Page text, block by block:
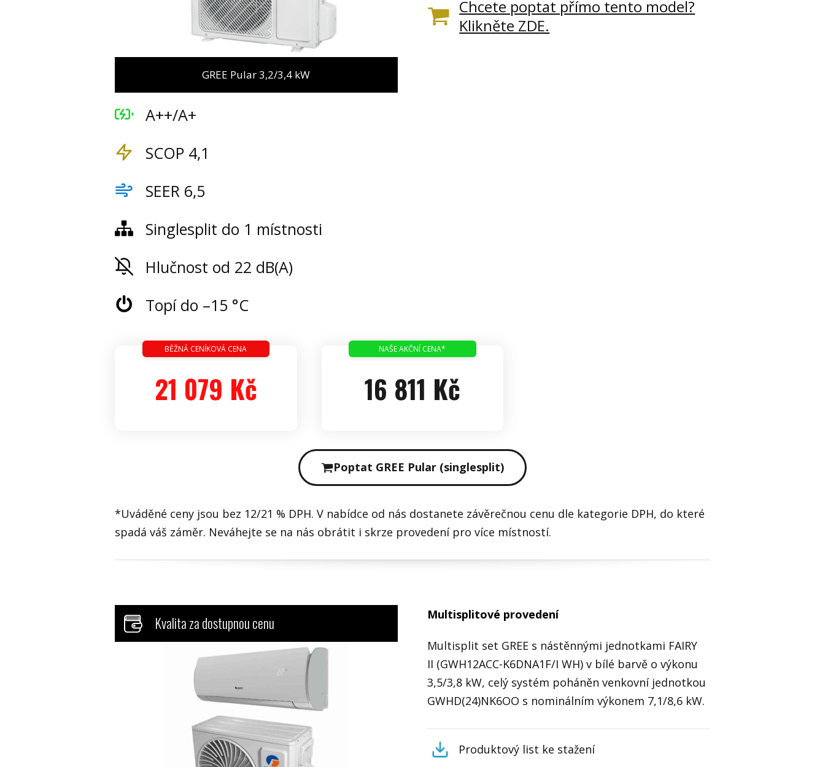
GREE Pular 3,2/3,4 kW
A++/A+
SCOP 4,1
SEER 6,5
Singlesplit do 1 místnosti
Hlučnost od 22 dB(A)
Topí do –15 °C
Chcete poptat přímo tento model?
Klikněte ZDE.
21 079 Kč
BĚŽNÁ CENÍKOVÁ CENA
16 811 Kč
NAŠE AKČNÍ CENA*
Poptat GREE Pular (singlesplit)
*Uváděné ceny jsou bez 12/21 % DPH. V nabídce od nás dostanete závěrečnou cenu dle kategorie DPH, do které
spadá váš záměr. Neváhejte se na nás obrátit i skrze provedení pro více místností.
Kvalita za dostupnou cenu Multisplitové provedení
Multisplit set GREE s nástěnnými jednotkami FAIRY
II (GWH12ACC-K6DNA1F/I WH) v bílé barvě o výkonu
3,5/3,8 kW, celý systém poháněn venkovní jednotkou
GWHD(24)NK6OO s nominálním výkonem 7,1/8,6 kW.
Produktový list ke stažení